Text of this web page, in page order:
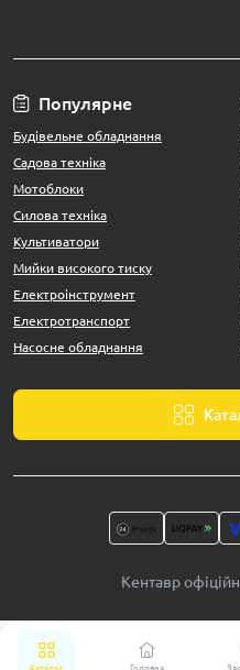
Популярне
Будівельне обладнання
Садова техніка
Мотоблоки
Силова техніка
Культиватори
Мийки високого тиску
Електроінструмент
Електротранспорт
Насосне обладнання
Кентавр